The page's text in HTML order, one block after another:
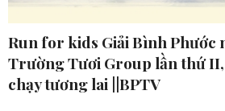
Run for kids Giải Bình Phước
Trường Tươi Group lần thứ II,
chạy tương lai ||BPTV